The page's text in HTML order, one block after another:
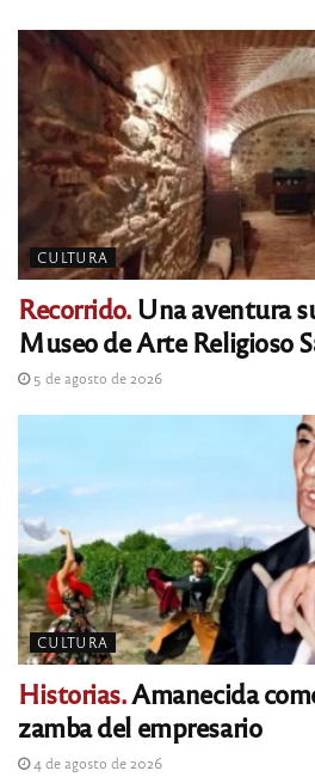
CULTURA
Recorrido.Una aventura
Museo de Arte Religioso
5 de agosto de 2026
CULTURA
Historias.Amanecida
zamba del empresario
4 de agosto de 2026